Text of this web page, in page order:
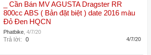
_ Cần Bán MV AGUSTA Dragster RR
800cc ABS ( Bản đặt biệt ) date 2016 màu
Đỏ Đen HQCN
Phatbike 4/7/20
Trả lời: 0 4/7/20